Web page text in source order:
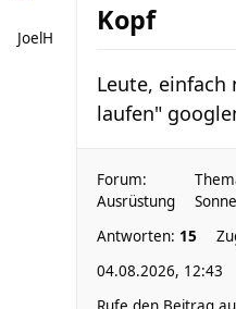
JoelH
Kopf
Leute, einfach
laufen"
Forum:
Ausrüstung
Antworten: 15
04.08.2026, 12:43